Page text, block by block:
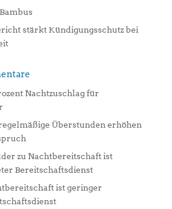
stärkt Kündigungsschutz bei
Nachtzuschlag für
Überstunden erhöhen
zu Nachtbereitschaft ist
Bereitschaftsdienst
ist geringer